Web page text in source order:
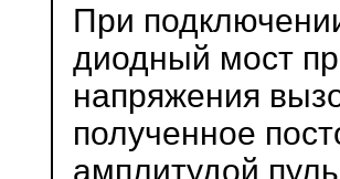
При
диодный мост
напряжения
полученное
амплитудой